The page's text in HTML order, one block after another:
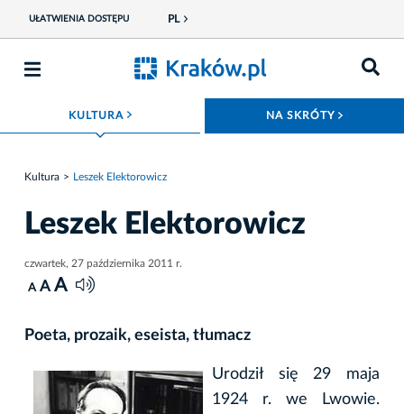
UŁATWIENIA DOSTĘPU PL
KULTURA ROZWIŃ MENU NA SKRÓTY
Kultura Leszek Elektorowicz
Leszek Elektorowicz
czwartek, 27 października 2011 r.
A A A
Poeta, prozaik, eseista, tłumacz
Urodził się 29 maja
1924 r. we Lwowie.